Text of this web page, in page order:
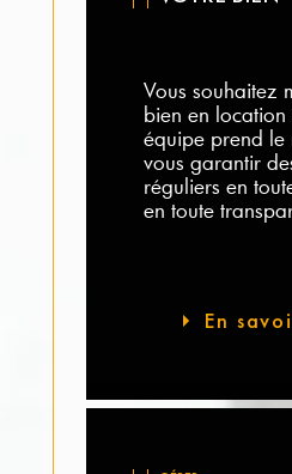
Vous souhaitez
bien en
équipe prend le
vous garantir
réguliers en
en toute
En